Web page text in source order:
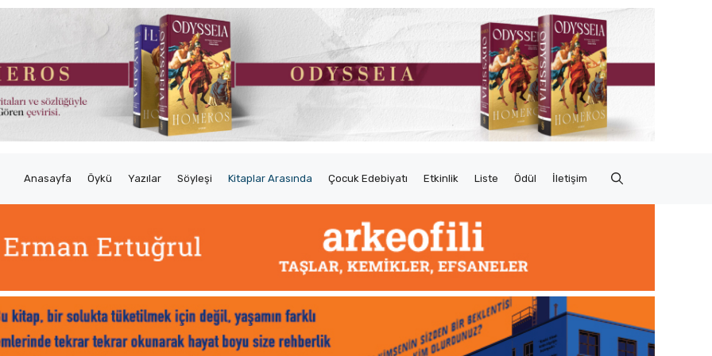
Anasayfa Öykü Yazılar Söyleşi Kitaplar Arasında Çocuk Edebiyatı Etkinlik Liste Ödül İletişim